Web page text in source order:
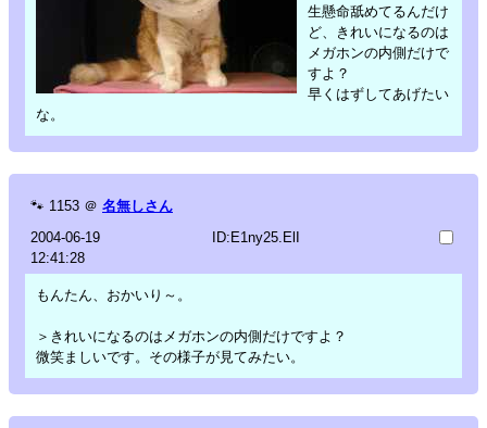
生懸命舐めてるんだけ
ど、きれいになるのは
メガホンの内側だけで
すよ？
早くはずしてあげたい
な。
🐾 1153 ＠ 名無しさん
2004-06-19
12:41:28
ID:E1ny25.ElI
もんたん、おかいり～。
＞きれいになるのはメガホンの内側だけですよ？
微笑ましいです。その様子が見てみたい。